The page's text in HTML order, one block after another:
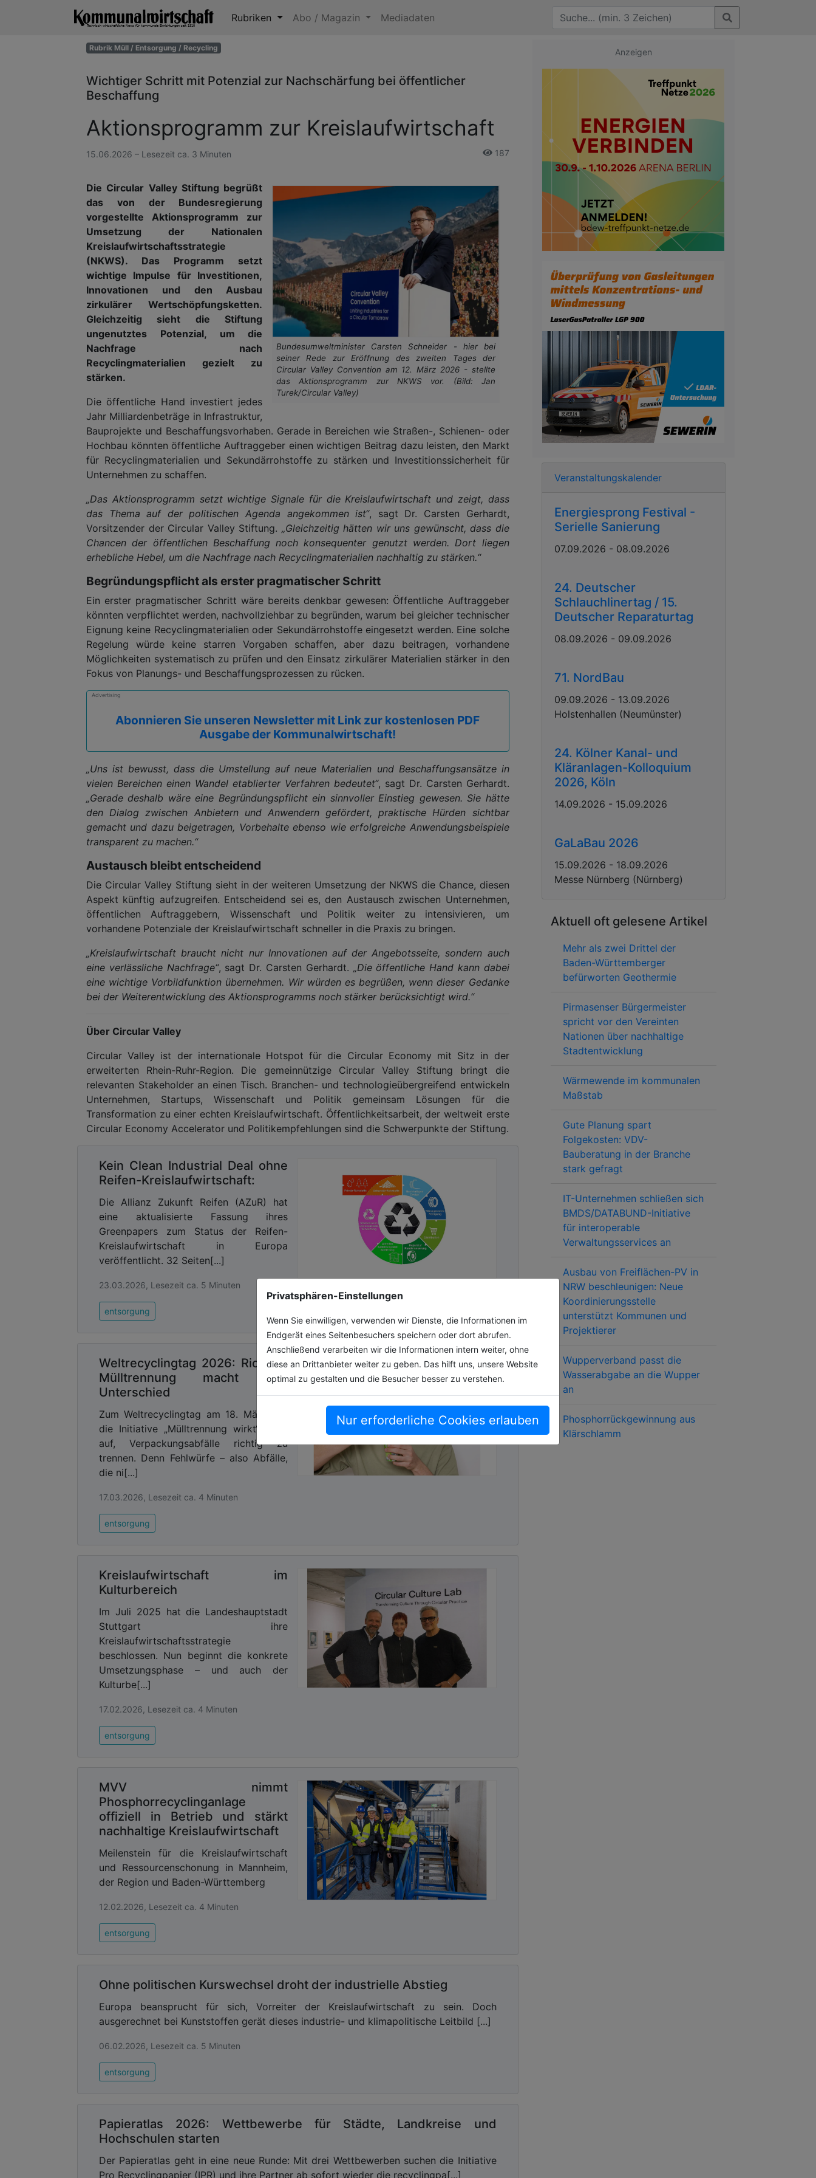
Rubriken Abo / Magazin Mediadaten
Privatsphären-Einstellungen
Wenn Sie einwilligen, verwenden wir Dienste, die Informationen im
Endgerät eines Seitenbesuchers speichern oder dort abrufen.
Anschließend verarbeiten wir die Informationen intern weiter, ohne
diese an Drittanbieter weiter zu geben. Das hilft uns, unsere Website
optimal zu gestalten und die Besucher besser zu verstehen.
Nur erforderliche Cookies erlauben
Rubrik Müll / Entsorgung / Recycling
Wichtiger Schritt mit Potenzial zur Nachschärfung bei öffentlicher
Beschaffung
Aktionsprogramm zur Kreislaufwirtschaft
15.06.2026 – Lesezeit ca. 3 Minuten 187
Bundesumweltminister Carsten Schneider - hier bei
seiner Rede zur Eröffnung des zweiten Tages der
Circular Valley Convention am 12. März 2026 - stellte
das Aktionsprogramm zur NKWS vor. (Bild: Jan
Turek/Circular Valley)
Die Circular Valley Stiftung begrüßt
das von der Bundesregierung
vorgestellte Aktionsprogramm zur
Umsetzung der Nationalen
Kreislaufwirtschaftsstrategie
(NKWS). Das Programm setzt
wichtige Impulse für Investitionen,
Innovationen und den Ausbau
zirkulärer Wertschöpfungsketten.
Gleichzeitig sieht die Stiftung
ungenutztes Potenzial, um die
Nachfrage nach
Recyclingmaterialien gezielt zu
stärken.
Die öffentliche Hand investiert jedes
Jahr Milliardenbeträge in Infrastruktur,
Bauprojekte und Beschaffungsvorhaben. Gerade in Bereichen wie Straßen-, Schienen- oder
Hochbau könnten öffentliche Auftraggeber einen wichtigen Beitrag dazu leisten, den Markt
für Recyclingmaterialien und Sekundärrohstoffe zu stärken und Investitionssicherheit für
Unternehmen zu schaffen.
„Das Aktionsprogramm setzt wichtige Signale für die Kreislaufwirtschaft und zeigt, dass
das Thema auf der politischen Agenda angekommen ist“, sagt Dr. Carsten Gerhardt,
Vorsitzender der Circular Valley Stiftung. „Gleichzeitig hätten wir uns gewünscht, dass die
Chancen der öffentlichen Beschaffung noch konsequenter genutzt werden. Dort liegen
erhebliche Hebel, um die Nachfrage nach Recyclingmaterialien nachhaltig zu stärken.“
Begründungspflicht als erster pragmatischer Schritt
Ein erster pragmatischer Schritt wäre bereits denkbar gewesen: Öffentliche Auftraggeber
könnten verpflichtet werden, nachvollziehbar zu begründen, warum bei gleicher technischer
Eignung keine Recyclingmaterialien oder Sekundärrohstoffe eingesetzt werden. Eine solche
Regelung würde keine starren Vorgaben schaffen, aber dazu beitragen, vorhandene
Möglichkeiten systematisch zu prüfen und den Einsatz zirkulärer Materialien stärker in den
Fokus von Planungs- und Beschaffungsprozessen zu rücken.
Advertising
Abonnieren Sie unseren Newsletter mit Link zur kostenlosen PDF
Ausgabe der Kommunalwirtschaft!
„Uns ist bewusst, dass die Umstellung auf neue Materialien und Beschaffungsansätze in
vielen Bereichen einen Wandel etablierter Verfahren bedeutet“, sagt Dr. Carsten Gerhardt.
„Gerade deshalb wäre eine Begründungspflicht ein sinnvoller Einstieg gewesen. Sie hätte
den Dialog zwischen Anbietern und Anwendern gefördert, praktische Hürden sichtbar
gemacht und dazu beigetragen, Vorbehalte ebenso wie erfolgreiche Anwendungsbeispiele
transparent zu machen.“
Austausch bleibt entscheidend
Die Circular Valley Stiftung sieht in der weiteren Umsetzung der NKWS die Chance, diesen
Aspekt künftig aufzugreifen. Entscheidend sei es, den Austausch zwischen Unternehmen,
öffentlichen Auftraggebern, Wissenschaft und Politik weiter zu intensivieren, um
vorhandene Potenziale der Kreislaufwirtschaft schneller in die Praxis zu bringen.
„Kreislaufwirtschaft braucht nicht nur Innovationen auf der Angebotsseite, sondern auch
eine verlässliche Nachfrage“, sagt Dr. Carsten Gerhardt. „Die öffentliche Hand kann dabei
eine wichtige Vorbildfunktion übernehmen. Wir würden es begrüßen, wenn dieser Gedanke
bei der Weiterentwicklung des Aktionsprogramms noch stärker berücksichtigt wird.“
Über Circular Valley
Circular Valley ist der internationale Hotspot für die Circular Economy mit Sitz in der
erweiterten Rhein-Ruhr-Region. Die gemeinnützige Circular Valley Stiftung bringt die
relevanten Stakeholder an einen Tisch. Branchen- und technologieübergreifend entwickeln
Unternehmen, Startups, Wissenschaft und Politik gemeinsam Lösungen für die
Transformation zu einer echten Kreislaufwirtschaft. Öffentlichkeitsarbeit, der weltweit erste
Circular Economy Accelerator und Politikempfehlungen sind die Schwerpunkte der Stiftung.
Kein Clean Industrial Deal ohne
Reifen-Kreislaufwirtschaft:
Die Allianz Zukunft Reifen (AZuR) hat
eine aktualisierte Fassung ihres
Greenpapers zum Status der Reifen-
Kreislaufwirtschaft in Europa
veröffentlicht. 32 Seiten[...]
23.03.2026, Lesezeit ca. 5 Minuten
entsorgung
Weltrecyclingtag 2026: Richtige
Mülltrennung macht den
Unterschied
Zum Weltrecyclingtag am 18. März ruft
die Initiative „Mülltrennung wirkt“ dazu
auf, Verpackungsabfälle richtig zu
trennen. Denn Fehlwürfe – also Abfälle,
die ni[...]
17.03.2026, Lesezeit ca. 4 Minuten
entsorgung
Kreislaufwirtschaft im
Kulturbereich
Im Juli 2025 hat die Landeshauptstadt
Stuttgart ihre
Kreislaufwirtschaftsstrategie
beschlossen. Nun beginnt die konkrete
Umsetzungsphase – und auch der
Kulturbe[...]
17.02.2026, Lesezeit ca. 4 Minuten
entsorgung
MVV nimmt
Phosphorrecyclinganlage
offiziell in Betrieb und stärkt
nachhaltige Kreislaufwirtschaft
Meilenstein für die Kreislaufwirtschaft
und Ressourcenschonung in Mannheim,
der Region und Baden-Württemberg
12.02.2026, Lesezeit ca. 4 Minuten
entsorgung
Ohne politischen Kurswechsel droht der industrielle Abstieg
Europa beansprucht für sich, Vorreiter der Kreislaufwirtschaft zu sein. Doch
ausgerechnet bei Kunststoffen gerät dieses industrie- und klimapolitische Leitbild [...]
06.02.2026, Lesezeit ca. 5 Minuten
entsorgung
Papieratlas 2026: Wettbewerbe für Städte, Landkreise und
Hochschulen starten
Der Papieratlas geht in eine neue Runde: Mit drei Wettbewerben suchen die Initiative
Pro Recyclingpapier (IPR) und ihre Partner ab sofort wieder die recyclingpa[...]
Anzeigen
Veranstaltungskalender
Energiesprong Festival -
Serielle Sanierung
07.09.2026 - 08.09.2026
24. Deutscher
Schlauchlinertag / 15.
Deutscher Reparaturtag
08.09.2026 - 09.09.2026
71. NordBau
09.09.2026 - 13.09.2026
Holstenhallen (Neumünster)
24. Kölner Kanal- und
Kläranlagen-Kolloquium
2026, Köln
14.09.2026 - 15.09.2026
GaLaBau 2026
15.09.2026 - 18.09.2026
Messe Nürnberg (Nürnberg)
Aktuell oft gelesene Artikel
Mehr als zwei Drittel der
Baden-Württemberger
befürworten Geothermie
Pirmasenser Bürgermeister
spricht vor den Vereinten
Nationen über nachhaltige
Stadtentwicklung
Wärmewende im kommunalen
Maßstab
Gute Planung spart
Folgekosten: VDV-
Bauberatung in der Branche
stark gefragt
IT-Unternehmen schließen sich
BMDS/DATABUND-Initiative
für interoperable
Verwaltungsservices an
Ausbau von Freiflächen-PV in
NRW beschleunigen: Neue
Koordinierungsstelle
unterstützt Kommunen und
Projektierer
Wupperverband passt die
Wasserabgabe an die Wupper
an
Phosphorrückgewinnung aus
Klärschlamm